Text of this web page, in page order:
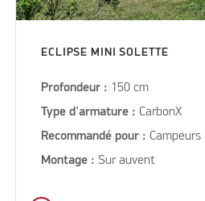
ECLIPSE MINI SOLETTE
Profondeur : 150 cm
Type d'armature :CarbonX
Recommandé pour :
Montage :Sur auvent